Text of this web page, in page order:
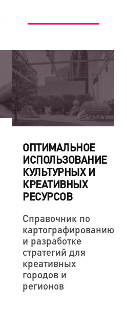
ОПТИМАЛЬНОЕ
ИСПОЛЬЗОВАНИЕ
КУЛЬТУРНЫХ И
КРЕАТИВНЫХ
РЕСУРСОВ
Справочник по
картографированию
и разработке
стратегий для
креативных
городов и
регионов